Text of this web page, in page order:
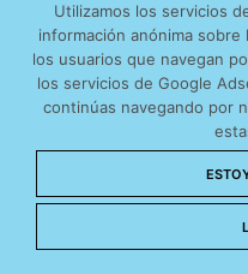
Ver todos los vídeos
Gala de Premios
Utilizamos los servicios
información anónima
los usuarios que navegan
los servicios de Google
continúas navegando por
tráfico web que
más os interesan. Puede
obtener más
utilizamos en nuestra
No